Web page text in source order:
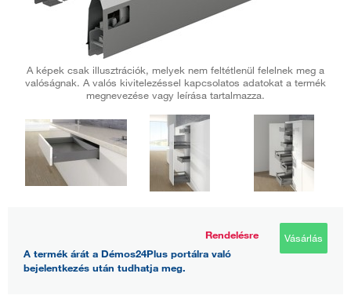
A képek csak illusztrációk, melyek nem feltétlenül felelnek meg a
valóságnak. A valós kivitelezéssel kapcsolatos adatokat a termék
megnevezése vagy leírása tartalmazza.
Rendelésre
A termék árát a Démos24Plus portálra való
bejelentkezés után tudhatja meg.
Vásárlás